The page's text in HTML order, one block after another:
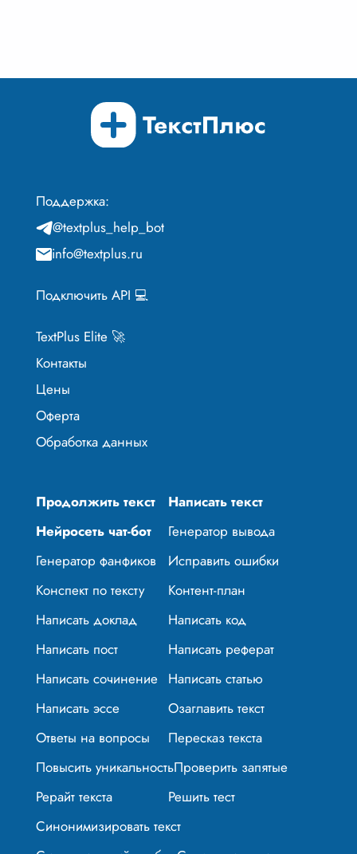
Поддержка:
@textplus_help_bot
info@textplus.ru
Подключить API 💻
TextPlus Elite 🚀
Контакты
Цены
Оферта
Обработка данных
Продолжить текст
Написать текст
Нейросеть чат-бот
Генератор вывода
Генератор фанфиков
Исправить ошибки
Конспект по тексту
Контент-план
Написать доклад
Написать код
Написать пост
Написать реферат
Написать сочинение Написать статью
Написать эссе
Озаглавить текст
Ответы на вопросы
Пересказ текста
Повысить уникальностьПроверить запятые
Рерайт текста
Решить тест
Синонимизировать текст